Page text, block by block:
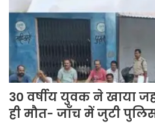
30 वर्षीय युवक ने खाया
ही मौत- जाँच में जुटी